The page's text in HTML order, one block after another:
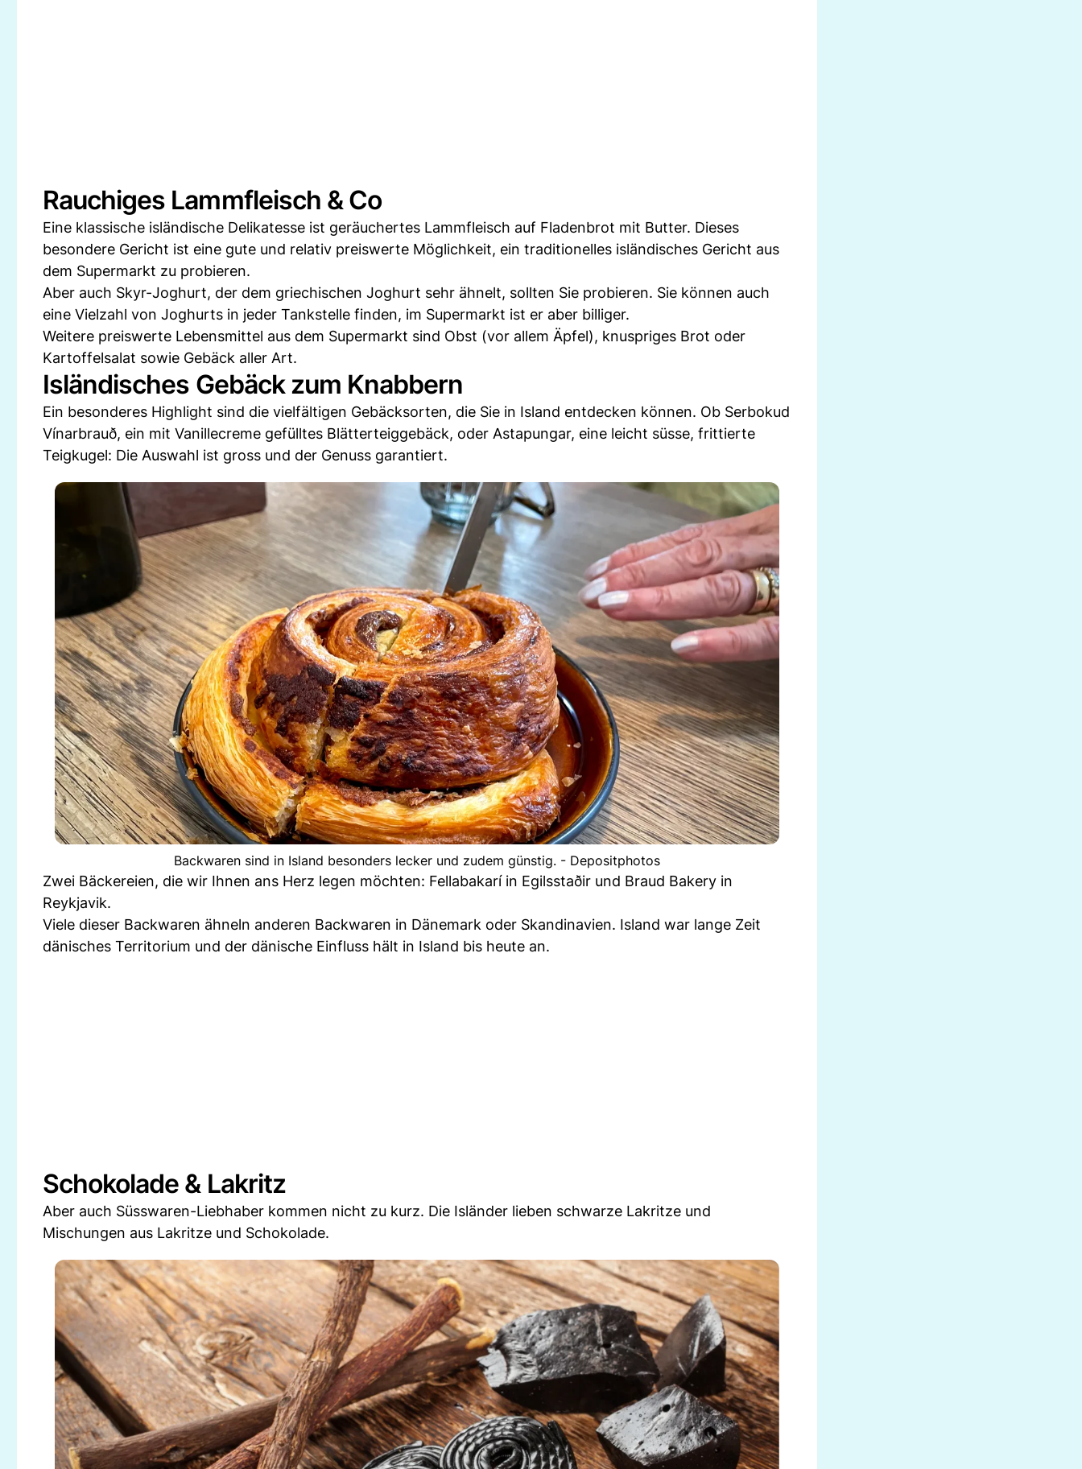
Rauchiges Lammfleisch & Co
Eine klassische isländische Delikatesse ist geräuchertes Lammfleisch auf Fladenbrot mit Butter. Dieses
besondere Gericht ist eine gute und relativ preiswerte Möglichkeit, ein traditionelles isländisches Gericht aus
dem Supermarkt zu probieren.
Aber auch Skyr-Joghurt, der dem griechischen Joghurt sehr ähnelt, sollten Sie probieren. Sie können auch
eine Vielzahl von Joghurts in jeder Tankstelle finden, im Supermarkt ist er aber billiger.
Weitere preiswerte Lebensmittel aus dem Supermarkt sind Obst (vor allem Äpfel), knuspriges Brot oder
Kartoffelsalat sowie Gebäck aller Art.
Isländisches Gebäck zum Knabbern
Ein besonderes Highlight sind die vielfältigen Gebäcksorten, die Sie in Island entdecken können. Ob Serbokud
Vínarbrauð, ein mit Vanillecreme gefülltes Blätterteiggebäck, oder Astapungar, eine leicht süsse, frittierte
Teigkugel: Die Auswahl ist gross und der Genuss garantiert.
Backwaren sind in Island besonders lecker und zudem günstig. - Depositphotos
Zwei Bäckereien, die wir Ihnen ans Herz legen möchten: Fellabakarí in Egilsstaðir und Braud Bakery in
Reykjavik.
Viele dieser Backwaren ähneln anderen Backwaren in Dänemark oder Skandinavien. Island war lange Zeit
dänisches Territorium und der dänische Einfluss hält in Island bis heute an.
Schokolade & Lakritz
Aber auch Süsswaren-Liebhaber kommen nicht zu kurz. Die Isländer lieben schwarze Lakritze und
Mischungen aus Lakritze und Schokolade.